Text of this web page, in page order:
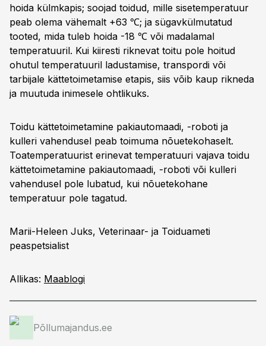
hoida külmkapis; soojad toidud, mille sisetemperatuur
peab olema vähemalt +63 ℃; ja sügavkülmutatud
tooted, mida tuleb hoida -18 ℃ või madalamal
temperatuuril. Kui kiiresti riknevat toitu pole hoitud
ohutul temperatuuril ladustamise, transpordi või
tarbijale kättetoimetamise etapis, siis võib kaup rikneda
ja muutuda inimesele ohtlikuks.
Toidu kättetoimetamine pakiautomaadi, -roboti ja
kulleri vahendusel peab toimuma nõuetekohaselt.
Toatemperatuurist erinevat temperatuuri vajava toidu
kättetoimetamine pakiautomaadi, -roboti või kulleri
vahendusel pole lubatud, kui nõuetekohane
temperatuur pole tagatud.
Marii-Heleen Juks, Veterinaar- ja Toiduameti
peaspetsialist
Allikas: Maablogi
Põllumajandus.ee